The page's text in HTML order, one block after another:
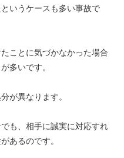
いうケースも多い事故で
ことに気づかなかった場合
多いです。
が異なります。
も、相手に誠実に対応すれ
あるのです。